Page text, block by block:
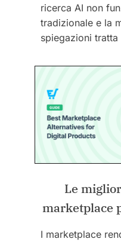
ricerca AI non
tradizionale e la
spiegazioni
Le
marketplace
I marketplace